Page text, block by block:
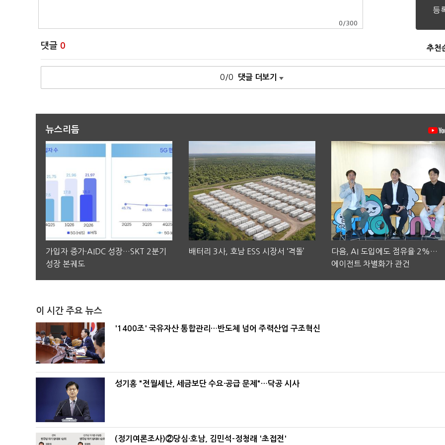
0 /300
댓글 0 추천
0/0 댓글 더보기
뉴스리듬
가입자 증가·AIDC 성장…SKT 2분기
성장 본궤도
배터리 3사, 호남 ESS 시장서 ‘격돌’
다음, AI 도입에도 점유율 2%…
에이전트 차별화가 관건
이 시간 주요 뉴스
'1400조' 국유자산 통합관리…반도체 넘어 주력산업 구조혁신
성기홍 "전월세난, 세금보단 수요·공급 문제"…닥공 시사
(정기여론조사)②당심·호남, 김민석-정청래 '초접전'